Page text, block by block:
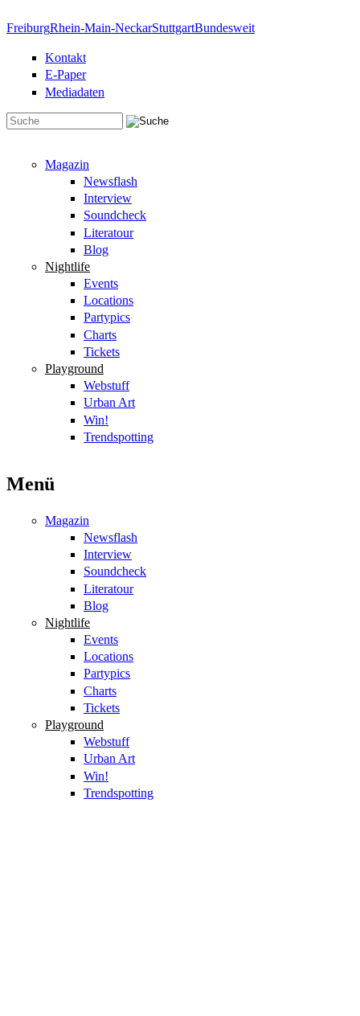
FreiburgRhein-Main-NeckarStuttgartBundesweit
Kontakt
E-Paper
Mediadaten
Magazin
Newsflash
Interview
Soundcheck
Literatour
Blog
Nightlife
Events
Locations
Partypics
Charts
Tickets
Playground
Webstuff
Urban Art
Win!
Trendspotting
Menü
Magazin
Newsflash
Interview
Soundcheck
Literatour
Blog
Nightlife
Events
Locations
Partypics
Charts
Tickets
Playground
Webstuff
Urban Art
Win!
Trendspotting